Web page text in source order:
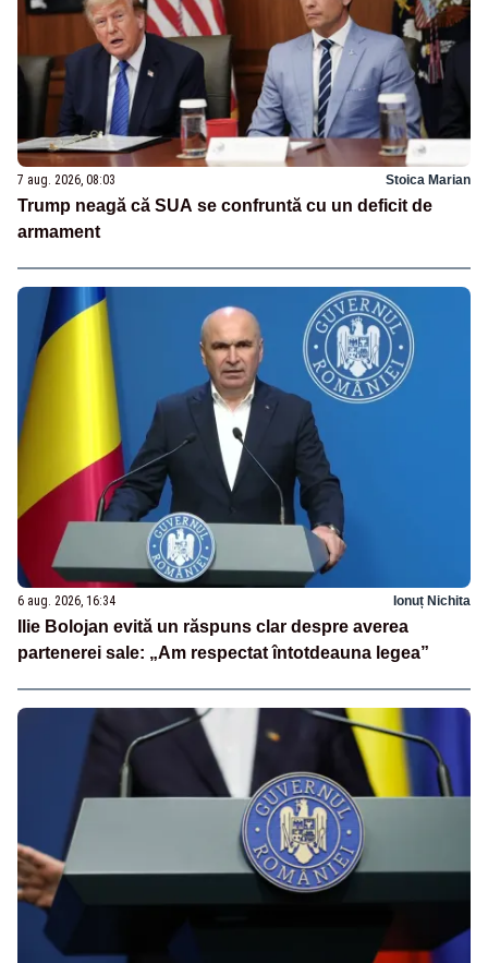
7 aug. 2026, 08:03 Stoica Marian
Trump neagă că SUA se confruntă cu un deficit de
armament
6 aug. 2026, 16:34 Ionuț Nichita
Ilie Bolojan evită un răspuns clar despre averea
partenerei sale: „Am respectat întotdeauna legea”